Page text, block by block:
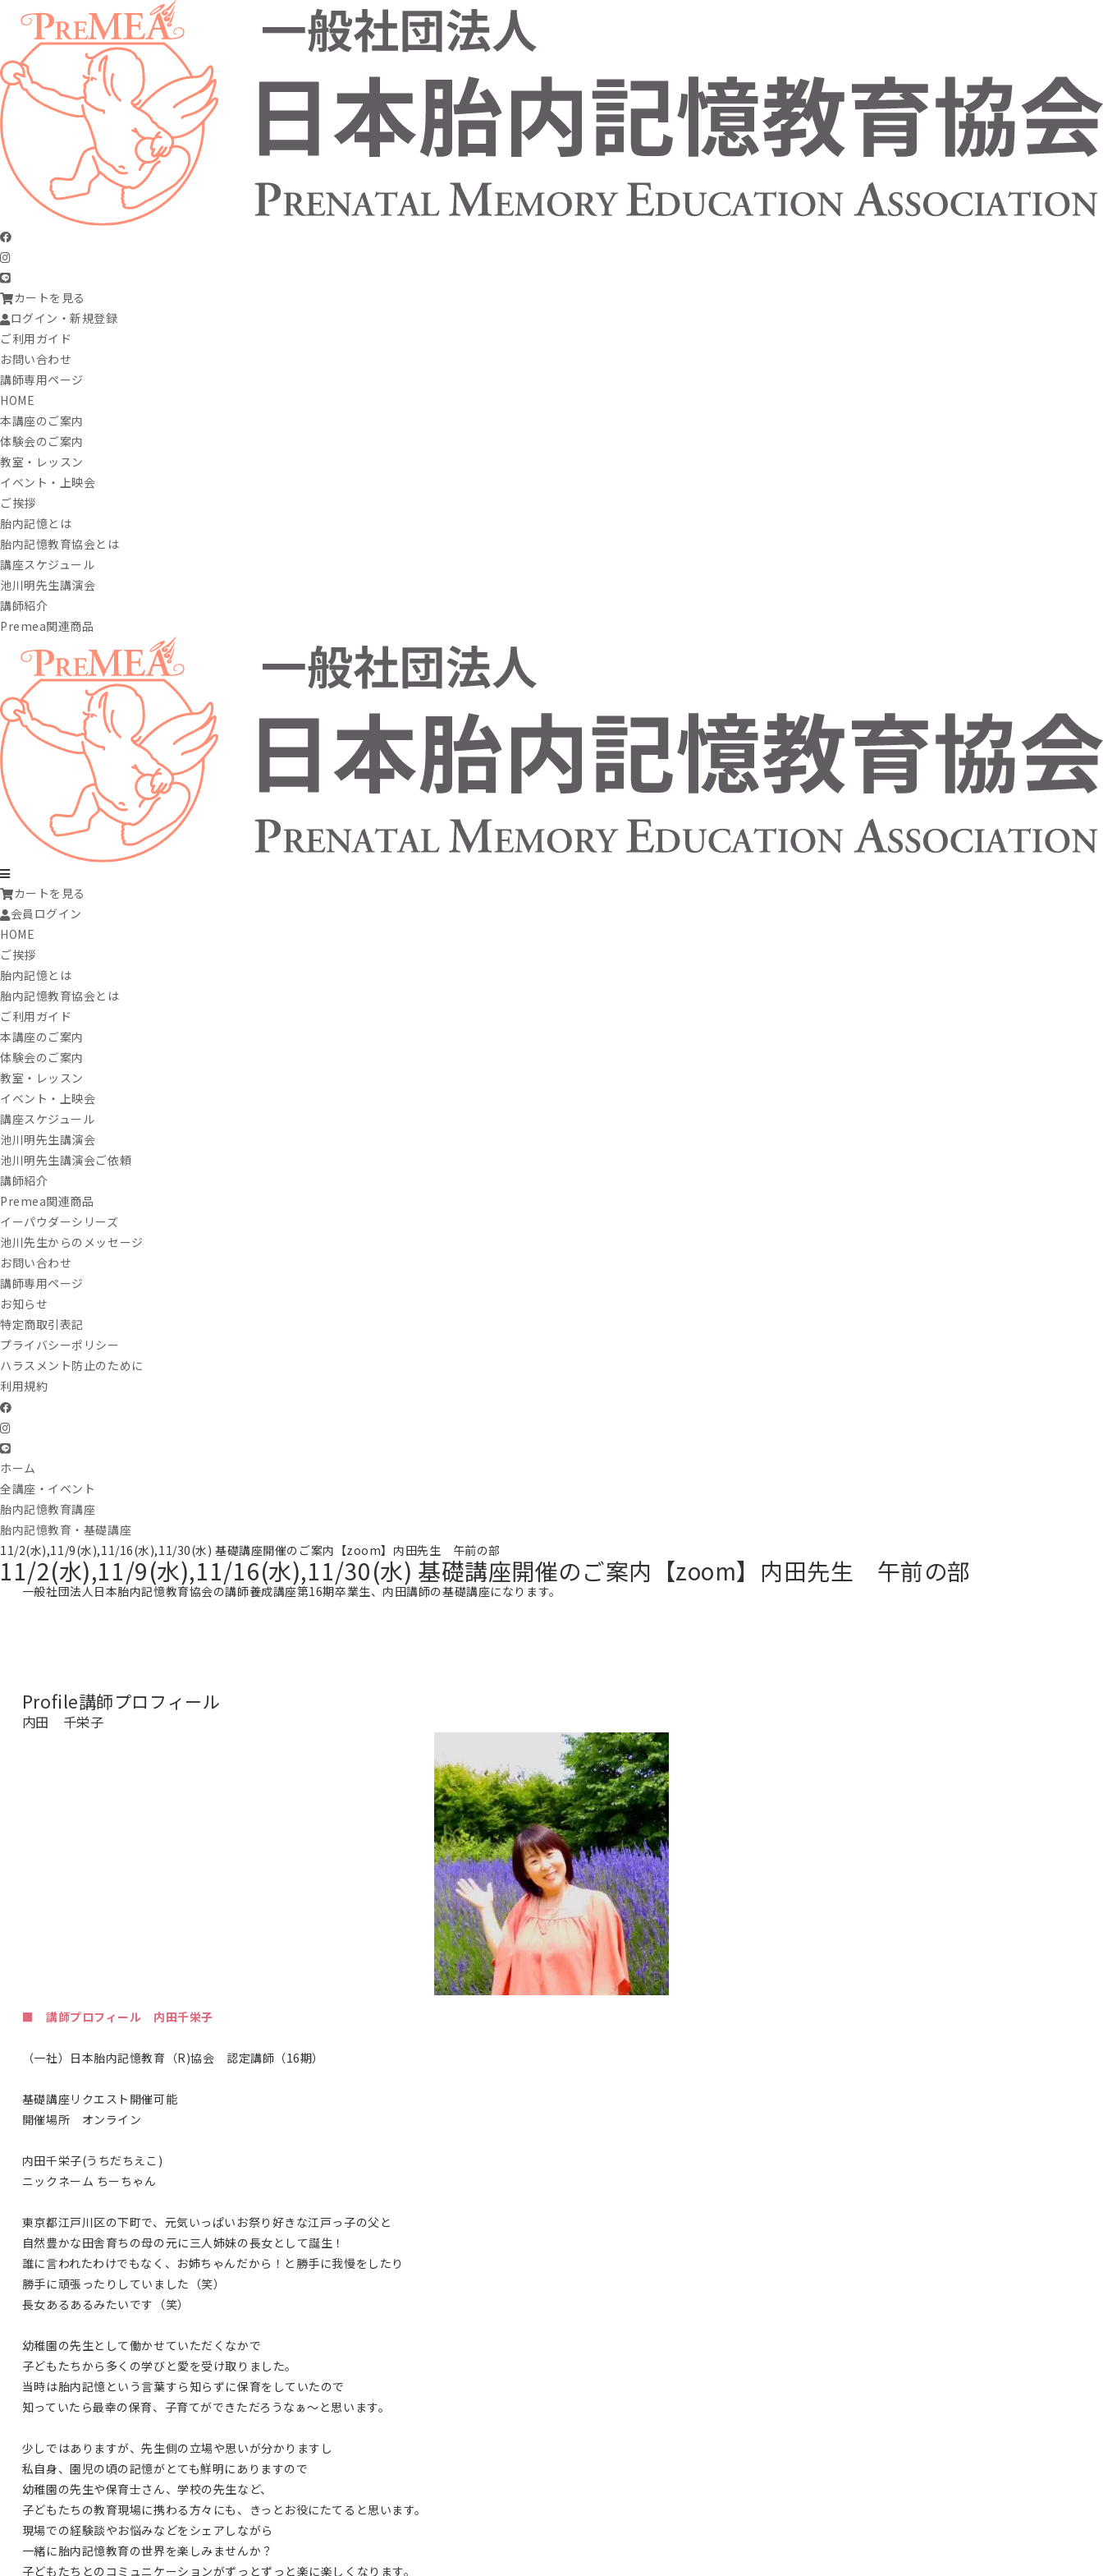
カートを見る
ログイン・新規登録
ご利用ガイド
お問い合わせ
講師専用ページ
HOME
本講座のご案内
体験会のご案内
教室・レッスン
イベント・上映会
ご挨拶
胎内記憶とは
胎内記憶教育協会とは
講座スケジュール
池川明先生講演会
講師紹介
Premea関連商品
カートを見る
会員ログイン
HOME
ご挨拶
胎内記憶とは
胎内記憶教育協会とは
ご利用ガイド
本講座のご案内
体験会のご案内
教室・レッスン
イベント・上映会
講座スケジュール
池川明先生講演会
池川明先生講演会ご依頼
講師紹介
Premea関連商品
イーパウダーシリーズ
池川先生からのメッセージ
お問い合わせ
講師専用ページ
お知らせ
特定商取引表記
プライバシーポリシー
ハラスメント防止のために
利用規約
ホーム
全講座・イベント
胎内記憶教育講座
胎内記憶教育・基礎講座
11/2(水),11/9(水),11/16(水),11/30(水) 基礎講座開催のご案内【zoom】内田先生 午前の部
11/2(水),11/9(水),11/16(水),11/30(水) 基礎講座開催のご案内【zoom】内田先生 午前の部
一般社団法人日本胎内記憶教育協会の講師養成講座第16期卒業生、内田講師の基礎講座になります。
Profile講師プロフィール
内田 千栄子
■ 講師プロフィール 内田千栄子
（一社）日本胎内記憶教育（R)協会 認定講師（16期）
基礎講座リクエスト開催可能
開催場所 オンライン
内田千栄子(うちだちえこ)
ニックネーム ちーちゃん
東京都江戸川区の下町で、元気いっぱいお祭り好きな江戸っ子の父と
自然豊かな田舎育ちの母の元に三人姉妹の長女として誕生！
誰に言われたわけでもなく、お姉ちゃんだから！と勝手に我慢をしたり
勝手に頑張ったりしていました（笑）
長女あるあるみたいです（笑）
幼稚園の先生として働かせていただくなかで
子どもたちから多くの学びと愛を受け取りました。
当時は胎内記憶という言葉すら知らずに保育をしていたので
知っていたら最幸の保育、子育てができただろうなぁ～と思います。
少しではありますが、先生側の立場や思いが分かりますし
私自身、園児の頃の記憶がとても鮮明にありますので
幼稚園の先生や保育士さん、学校の先生など、
子どもたちの教育現場に携わる方々にも、きっとお役にたてると思います。
現場での経験談やお悩みなどをシェアしながら
一緒に胎内記憶教育の世界を楽しみませんか？
子どもたちとのコミュニケーションがずっとずっと楽に楽しくなります。